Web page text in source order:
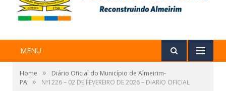
MENU
Home »
Diário Oficial do Município de Almeirim-
PA » Nº1226 – 02 DE FEVEREIRO DE 2026 – DIARIO OFICIAL